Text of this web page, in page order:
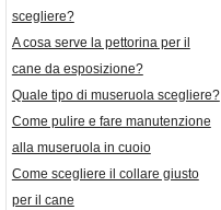
scegliere?
A cosa serve la pettorina per il
cane da esposizione?
Quale tipo di museruola scegliere?
Come pulire e fare manutenzione
alla museruola in cuoio
Come scegliere il collare giusto
per il cane